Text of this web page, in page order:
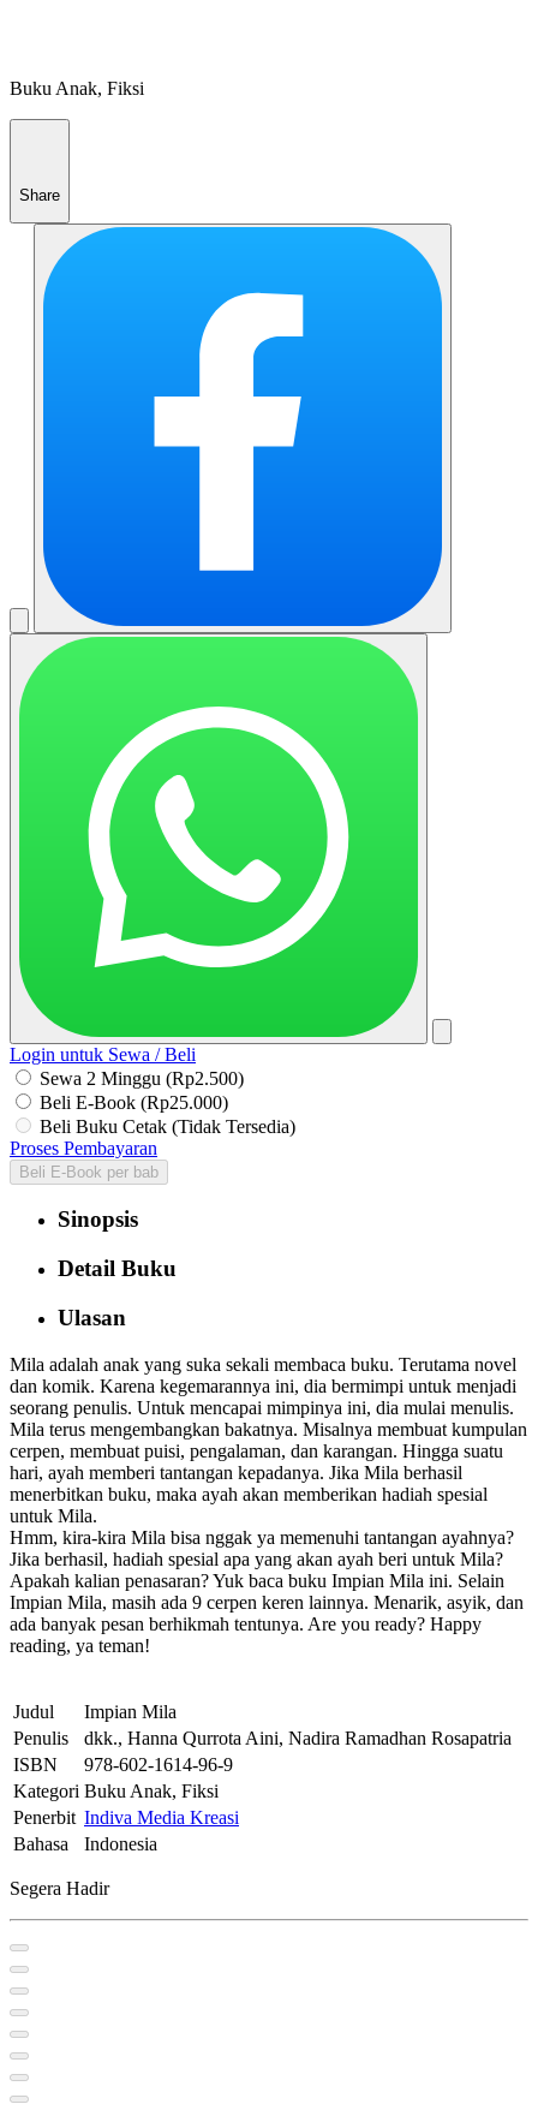
Buku Anak, Fiksi
Share
Login untuk Sewa / Beli
Sewa 2 Minggu (Rp2.500)
Beli E-Book (Rp25.000)
Beli Buku Cetak (Tidak Tersedia)
Proses Pembayaran
Beli E-Book per bab
Sinopsis
Detail Buku
Ulasan
Mila adalah anak yang suka sekali membaca buku. Terutama novel
dan komik. Karena kegemarannya ini, dia bermimpi untuk menjadi
seorang penulis. Untuk mencapai mimpinya ini, dia mulai menulis.
Mila terus mengembangkan bakatnya. Misalnya membuat kumpulan
cerpen, membuat puisi, pengalaman, dan karangan. Hingga suatu
hari, ayah memberi tantangan kepadanya. Jika Mila berhasil
menerbitkan buku, maka ayah akan memberikan hadiah spesial
untuk Mila.
Hmm, kira-kira Mila bisa nggak ya memenuhi tantangan ayahnya?
Jika berhasil, hadiah spesial apa yang akan ayah beri untuk Mila?
Apakah kalian penasaran? Yuk baca buku Impian Mila ini. Selain
Impian Mila, masih ada 9 cerpen keren lainnya. Menarik, asyik, dan
ada banyak pesan berhikmah tentunya. Are you ready? Happy
reading, ya teman!
Judul
Impian Mila
Penulis
dkk., Hanna Qurrota Aini, Nadira Ramadhan Rosapatria
ISBN
978-602-1614-96-9
Kategori Buku Anak, Fiksi
Penerbit Indiva Media Kreasi
Bahasa
Indonesia
Segera Hadir